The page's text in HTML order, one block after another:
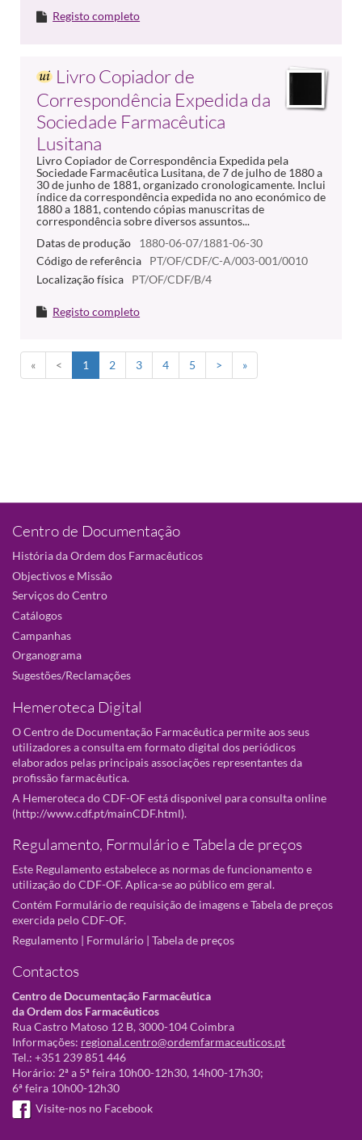
Registo completo
Livro Copiador de
Correspondência Expedida da
Sociedade Farmacêutica
Lusitana
Livro Copiador de Correspondência Expedida pela
Sociedade Farmacêutica Lusitana, de 7 de julho de 1880 a
30 de junho de 1881, organizado cronologicamente. Inclui
índice da correspondência expedida no ano económico de
1880 a 1881, contendo cópias manuscritas de
correspondência sobre diversos assuntos...
Datas de produção
1880-06-07/1881-06-30
Código de referência
PT/OF/CDF/C-A/003-001/0010
Localização física
PT/OF/CDF/B/4
Registo completo
« < 1 2 3 4 5 > »
Centro de Documentação
História da Ordem dos Farmacêuticos
Objectivos e Missão
Serviços do Centro
Catálogos
Campanhas
Organograma
Sugestões/Reclamações
Hemeroteca Digital
O Centro de Documentação Farmacêutica permite aos seus
utilizadores a consulta em formato digital dos periódicos
elaborados pelas principais associações representantes da
profissão farmacêutica.
A Hemeroteca do CDF-OF está disponivel para consulta online
(http://www.cdf.pt/mainCDF.html).
Regulamento, Formulário e Tabela de preços
Este Regulamento estabelece as normas de funcionamento e
utilização do CDF-OF. Aplica-se ao público em geral.
Contém Formulário de requisição de imagens e Tabela de preços
exercida pelo CDF-OF.
Regulamento | Formulário | Tabela de preços
Contactos
Centro de Documentação Farmacêutica
da Ordem dos Farmacêuticos
Rua Castro Matoso 12 B, 3000-104 Coimbra
Informações: regional.centro@ordemfarmaceuticos.pt
Tel.: +351 239 851 446
Horário: 2ª a 5ª feira 10h00-12h30, 14h00-17h30;
6ª feira 10h00-12h30
Visite-nos no Facebook